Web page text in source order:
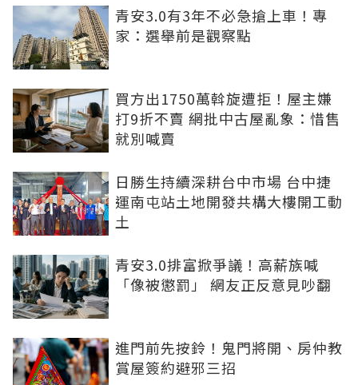
青安3.0有3年不必急搶上車！專
家：選舉前是觀察點
買方出1750萬斡旋遭拒！屋主嫌
打9折不賣 網批中古屋亂象：惜售
就別喊賣
日勝生持續深耕台中市場 台中捷
運南屯站土地開發共構大樓開工動
土
青安3.0排富掀爭議！高薪族喊
「像被懲罰」 網友正反意見吵翻
進門前先按鈴！鬼門將開、房仲教
賞屋簽約避邪三招